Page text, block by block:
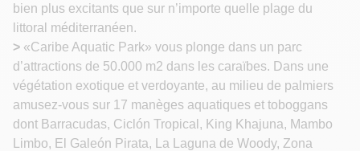
bien plus excitants que sur n’importe quelle plage du
littoral méditerranéen.
> «Caribe Aquatic Park» vous plonge dans un parc
d’attractions de 50.000 m2 dans les caraïbes. Dans une
végétation exotique et verdoyante, au milieu de palmiers
amusez-vous sur 17 manèges aquatiques et toboggans
dont Barracudas, Ciclón Tropical, King Khajuna, Mambo
Limbo, El Galeón Pirata, La Laguna de Woody, Zona